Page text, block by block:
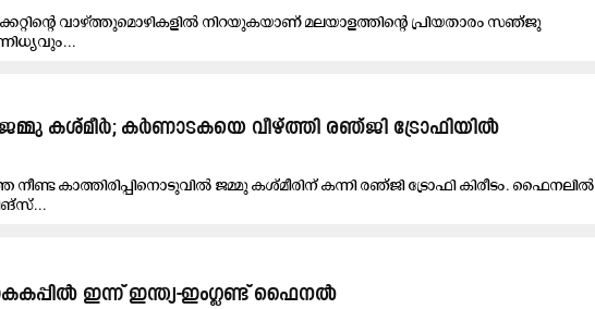
വാഴ്ത്തുമൊഴികളിൽ നിറയുകയാണ് മലയാളത്തിന്റെ പ്രിയതാരം സഞ്ജു
ജമ്മു കശ്മീർ; കർണാടകയെ വീഴ്ത്തി രഞ്ജി ട്രോഫിയിൽ
നീണ്ട കാത്തിരിപ്പിനൊടുവിൽ ജമ്മു കശ്മീരിന് കന്നി രഞ്ജി ട്രോഫി കിരീടം. ഫൈനലിൽ
ഇ​ന്ന് ഇ​ന്ത്യ-​ഇം​ഗ്ല​ണ്ട് ഫൈ​ന​ൽ